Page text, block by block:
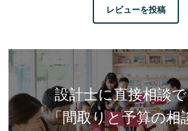
レビューを投稿
設計士に直接相談
「間取りと予算の相